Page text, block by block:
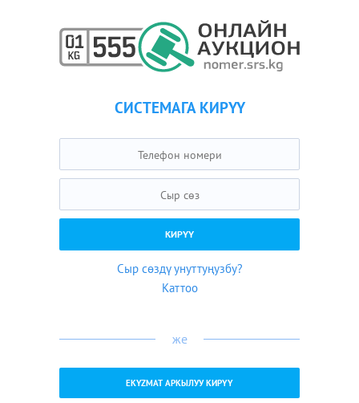
СИСТЕМАГА КИРҮҮ
Сыр сөздү унуттуңузбу?
Каттоо
же
EKYZMAT АРКЫЛУУ КИРҮҮ